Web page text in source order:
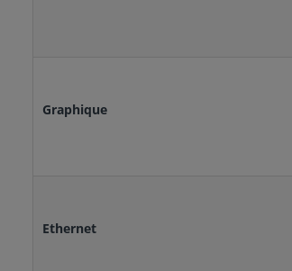
Graphique
Ethernet